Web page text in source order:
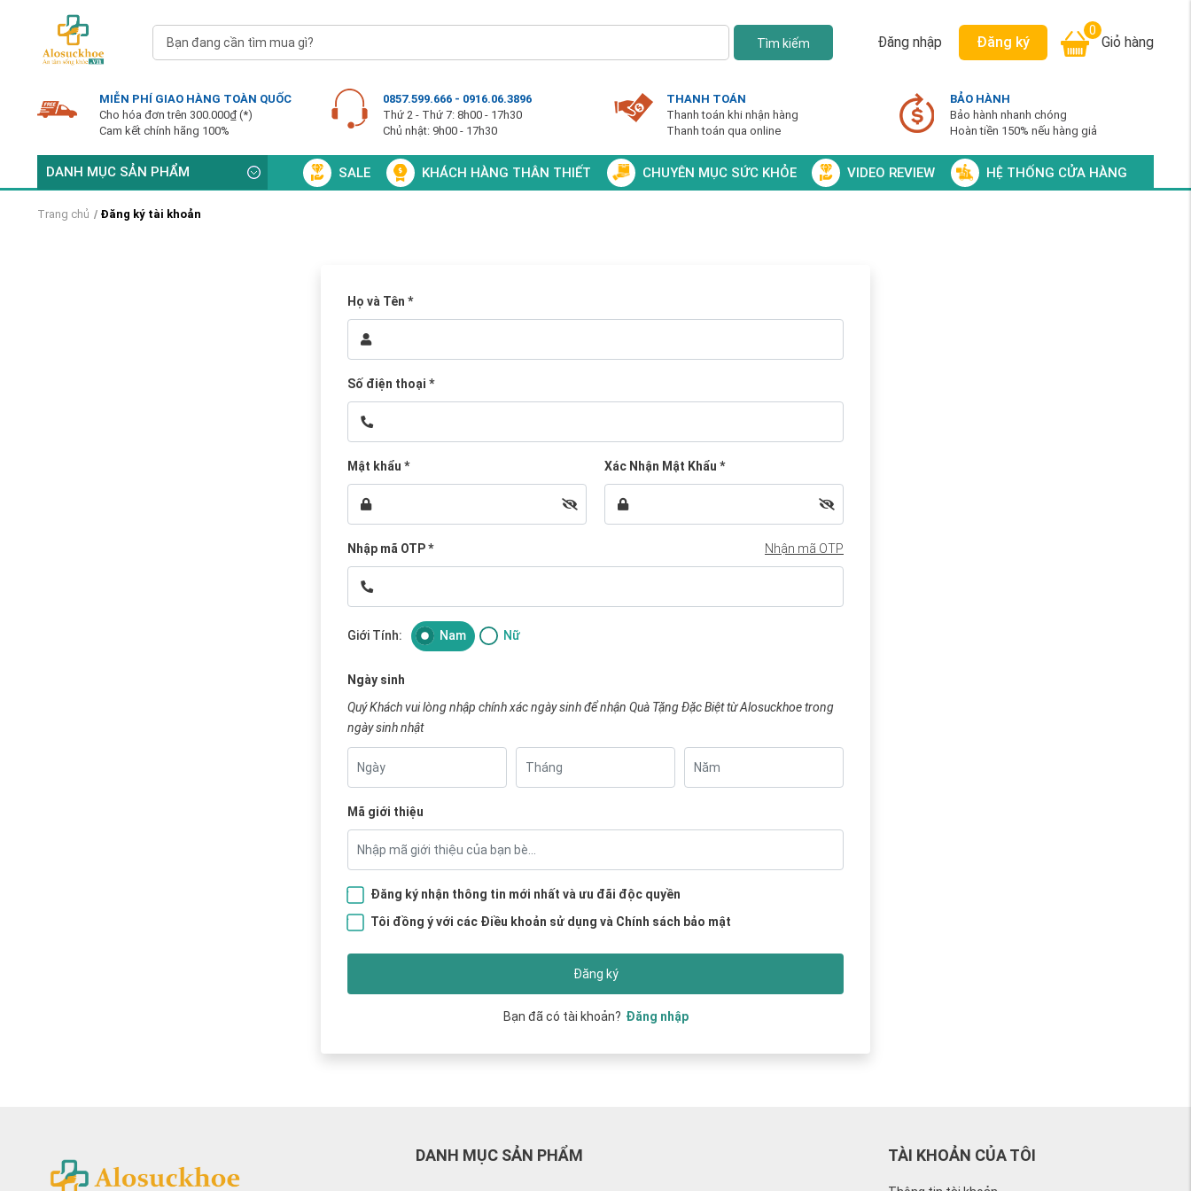
Tìm kiếm Đăng nhập Đăng ký
0
Giỏ hàng
MIỄN PHÍ GIAO HÀNG TOÀN QUỐC
Cho hóa đơn trên 300.000₫ (*)
Cam kết chính hãng 100%
0857.599.666 - 0916.06.3896
Thứ 2 - Thứ 7: 8h00 - 17h30
Chủ nhật: 9h00 - 17h30
THANH TOÁN
Thanh toán khi nhận hàng
Thanh toán qua online
BẢO HÀNH
Bảo hành nhanh chóng
Hoàn tiền 150% nếu hàng giả
DANH MỤC SẢN PHẨM SALE KHÁCH HÀNG THÂN THIẾT CHUYÊN MỤC SỨC KHỎE VIDEO REVIEW HỆ THỐNG CỬA HÀNG
Trang chủ Đăng ký tài khoản
Họ và Tên *
Số điện thoại *
Mật khẩu * Xác Nhận Mật Khẩu *
Nhập mã OTP* Nhận mã OTP
Giới Tính: Nam Nữ
Ngày sinh
Quý Khách vui lòng nhập chính xác ngày sinh để nhận Quà Tặng Đặc Biệt từ Alosuckhoe trong
ngày sinh nhật
Mã giới thiệu
Đăng ký nhận thông tin mới nhất và ưu đãi độc quyền
Tôi đồng ý với các Điều khoản sử dụng và Chính sách bảo mật
Đăng ký
Bạn đã có tài khoản? Đăng nhập
DANH MỤC SẢN PHẨM TÀI KHOẢN CỦA TÔI